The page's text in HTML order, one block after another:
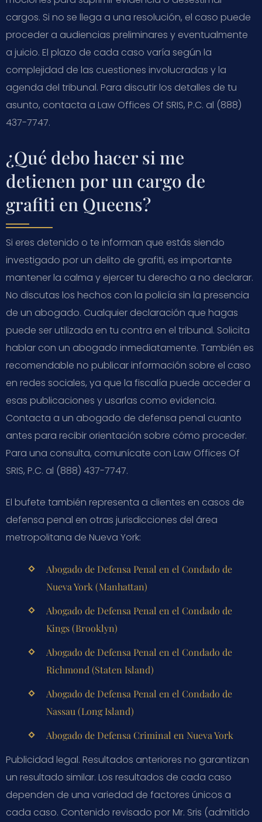
cargos. Si no se llega a una resolución, el caso puede
proceder a audiencias preliminares y eventualmente
a juicio. El plazo de cada caso varía según la
complejidad de las cuestiones involucradas y la
agenda del tribunal. Para discutir los detalles de tu
asunto, contacta a Law Offices Of SRIS, P.C. al (888)
437-7747.
¿Qué debo hacer si me
detienen por un cargo de
grafiti en Queens?
Si eres detenido o te informan que estás siendo
investigado por un delito de grafiti, es importante
mantener la calma y ejercer tu derecho a no declarar.
No discutas los hechos con la policía sin la presencia
de un abogado. Cualquier declaración que hagas
puede ser utilizada en tu contra en el tribunal. Solicita
hablar con un abogado inmediatamente. También es
recomendable no publicar información sobre el caso
en redes sociales, ya que la fiscalía puede acceder a
esas publicaciones y usarlas como evidencia.
Contacta a un abogado de defensa penal cuanto
antes para recibir orientación sobre cómo proceder.
Para una consulta, comunícate con Law Offices Of
SRIS, P.C. al (888) 437-7747.
El bufete también representa a clientes en casos de
defensa penal en otras jurisdicciones del área
metropolitana de Nueva York:
Abogado de Defensa Penal en el Condado de
Nueva York (Manhattan)
Abogado de Defensa Penal en el Condado de
Kings (Brooklyn)
Abogado de Defensa Penal en el Condado de
Richmond (Staten Island)
Abogado de Defensa Penal en el Condado de
Nassau (Long Island)
Abogado de Defensa Criminal en Nueva York
Publicidad legal. Resultados anteriores no garantizan
un resultado similar. Los resultados de cada caso
dependen de una variedad de factores únicos a
cada caso. Contenido revisado por Mr. Sris (admitido